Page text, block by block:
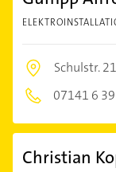
Schulstr.
07141 6
Christian